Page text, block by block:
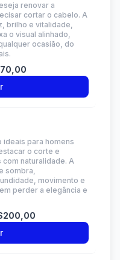
renovar a
cortar o cabelo. A
brilho e vitalidade,
o visual alinhado,
ocasião, do
ideais para homens
o corte e
naturalidade. A
sombra,
movimento e
perder a elegância e